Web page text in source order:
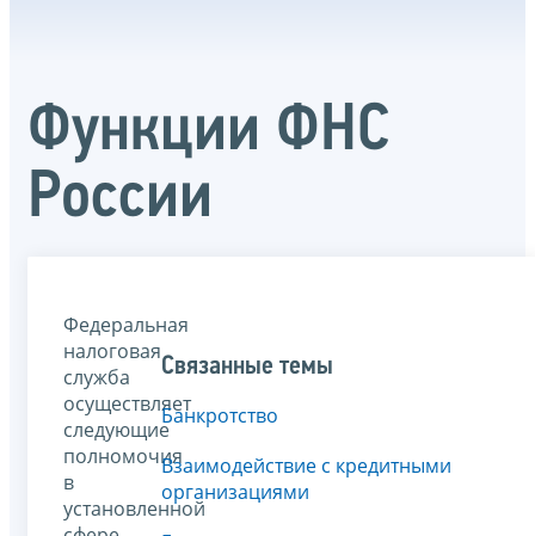
Функции ФНС
России
Федеральная
налоговая
служба
осуществляет
следующие
полномочия
в
установленной
Связанные темы
Банкротство
Взаимодействие с кредитными
организациями